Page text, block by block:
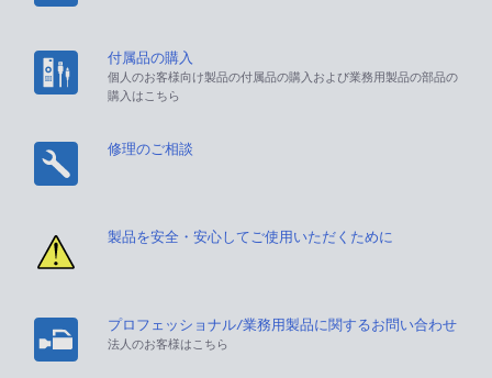
付属品の購入
個人のお客様向け製品の付属品の購入および業務用製品の部品の
購入はこちら
修理のご相談
製品を安全・安心してご使用いただくために
プロフェッショナル/業務用製品に関するお問い合わせ
法人のお客様はこちら